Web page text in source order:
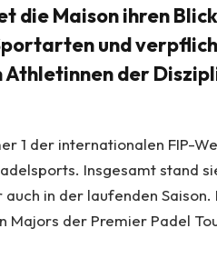
die Maison ihren
und
der
1 der internationalen FIP-
Insgesamt stand
in der laufenden Saison.
der Premier Padel